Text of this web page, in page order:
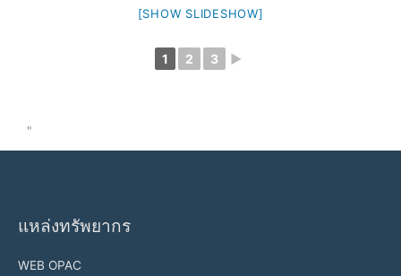
[SHOW SLIDESHOW]
1 2 3 ►
"
แหล่งทรัพยากร
WEB OPAC